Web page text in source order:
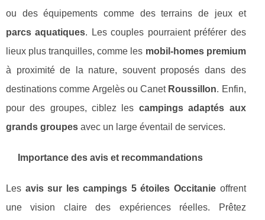
ou des équipements comme des terrains de jeux et
parcs aquatiques. Les couples pourraient préférer des
lieux plus tranquilles, comme les mobil-homes premium
à proximité de la nature, souvent proposés dans des
destinations comme Argelès ou Canet Roussillon. Enfin,
pour des groupes, ciblez les campings adaptés aux
grands groupes avec un large éventail de services.
Importance des avis et recommandations
Les avis sur les campings 5 étoiles Occitanie offrent
une vision claire des expériences réelles. Prêtez